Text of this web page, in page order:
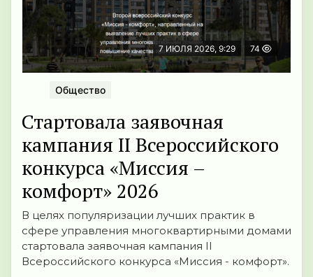
7 ИЮЛЯ 2026, 9:29 74
Общество
Стартовала заявочная
кампания II Всероссийского
конкурса «Миссия –
комфорт» 2026
В целях популяризации лучших практик в
сфере управления многоквартирными домами
стартовала заявочная кампания II
Всероссийского конкурса «Миссия - комфорт».